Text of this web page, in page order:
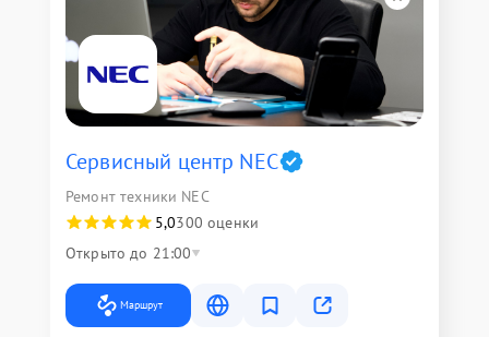
Сервисный центр NEC
Ремонт техники NEC
5,0300 оценки
Открыто до 21:00
Маршрут